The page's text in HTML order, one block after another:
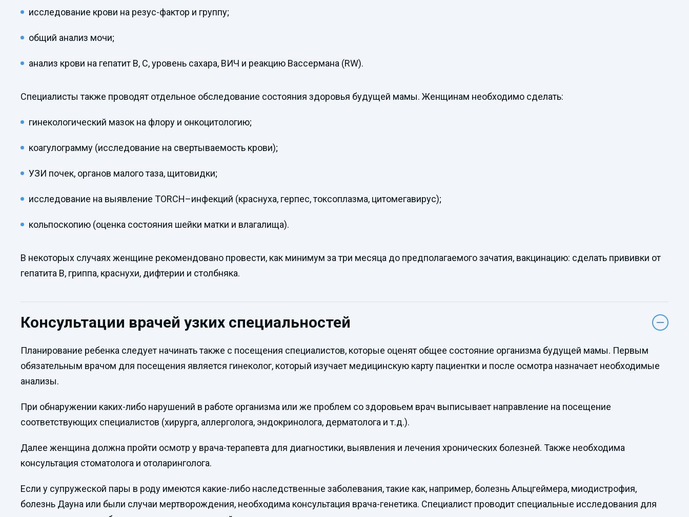
исследование крови на резус-фактор и группу;
общий анализ мочи;
анализ крови на гепатит В, С, уровень сахара, ВИЧ и реакцию Вассермана (RW).
Специалисты также проводят отдельное обследование состояния здоровья будущей мамы. Женщинам необходимо сделать:
гинекологический мазок на флору и онкоцитологию;
коагулограмму (исследование на свертываемость крови);
УЗИ почек, органов малого таза, щитовидки;
исследование на выявление TORCH–инфекций (краснуха, герпес, токсоплазма, цитомегавирус);
кольпоскопию (оценка состояния шейки матки и влагалища).
В некоторых случаях женщине рекомендовано провести, как минимум за три месяца до предполагаемого зачатия, вакцинацию: сделать прививки от
гепатита В, гриппа, краснухи, дифтерии и столбняка.
Консультации врачей узких специальностей
Планирование ребенка следует начинать также с посещения специалистов, которые оценят общее состояние организма будущей мамы. Первым
обязательным врачом для посещения является гинеколог, который изучает медицинскую карту пациентки и после осмотра назначает необходимые
анализы.
При обнаружении каких-либо нарушений в работе организма или же проблем со здоровьем врач выписывает направление на посещение
соответствующих специалистов (хирурга, аллерголога, эндокринолога, дерматолога и т.д.).
Далее женщина должна пройти осмотр у врача-терапевта для диагностики, выявления и лечения хронических болезней. Также необходима
консультация стоматолога и отоларинголога.
Если у супружеской пары в роду имеются какие-либо наследственные заболевания, такие как, например, болезнь Альцгеймера, миодистрофия,
болезнь Дауна или были случаи мертворождения, необходима консультация врача-генетика. Специалист проводит специальные исследования для